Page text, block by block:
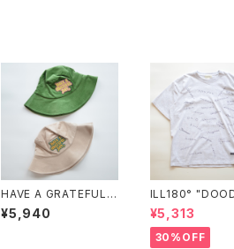
HAVE A GRATEFUL
DAY "CORDUROY H
AT"
¥5,940
ILL180°
S TEE"
¥5,313
30%OFF